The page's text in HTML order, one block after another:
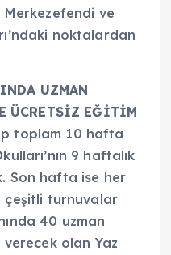
Merkezefendi ve
noktalardan
UZMAN
ÜCRETSİZ EĞİTİM
toplam 10 hafta
9 haftalık
Son hafta ise her
çeşitli turnuvalar
40 uzman
olan Yaz